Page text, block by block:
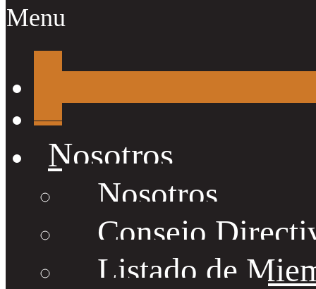
Menu
Nosotros
Nosotros
Consejo
Listado de